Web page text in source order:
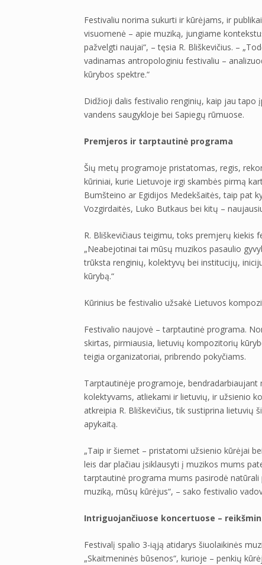
Festivaliu norima sukurti ir kūrėjams, ir
visuomenė – apie muziką, jungiame
pažvelgti naujai“, – tęsia R. Bliškevičius. –
vadinamas antropologiniu festivaliu –
kūrybos spektre.“
Didžioji dalis festivalio renginių, kaip jau tapo
vandens saugykloje bei Sapiegų rūmuose.
Premjeros ir tarptautinė programa
Šių metų programoje pristatomas, regis,
kūriniai, kurie Lietuvoje irgi skambės pirmą
Bumšteino ar Egidijos Medekšaitės, taip pat
Vozgirdaitės, Luko Butkaus bei kitų –
R. Bliškevičiaus teigimu, toks premjerų kiekis
„Neabejotinai tai mūsų muzikos pasaulio
trūksta renginių, kolektyvų bei institucijų,
kūrybą.“
Kūrinius be festivalio užsakė Lietuvos
Festivalio naujovė – tarptautinė programa.
skirtas, pirmiausia, lietuvių kompozitorių
teigia organizatoriai, pribrendo pokyčiams.
Tarptautinėje programoje,
kolektyvams, atliekami ir lietuvių, ir užsienio
atkreipia R. Bliškevičius, tik sustiprina lietuvių
apykaitą.
„Taip ir šiemet – pristatomi užsienio kūrėjai
leis dar plačiau įsiklausyti į muzikos mums
tarptautinė programa mums pasirodė
muziką, mūsų kūrėjus“, – sako festivalio
Intriguojančiuose koncertuose –
Festivalį spalio 3-iąją atidarys šiuolaikinės
„Skaitmeninės būsenos“, kurioje – penkių